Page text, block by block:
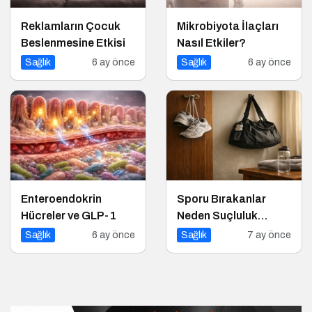
Reklamların Çocuk
Beslenmesine Etkisi
Sağlık 6 ay önce
Mikrobiyota İlaçları
Nasıl Etkiler?
Sağlık 6 ay önce
Enteroendokrin
Hücreler ve GLP-1
Sağlık 6 ay önce
Sporu Bırakanlar
Neden Suçluluk
Hisseder?
Sağlık 7 ay önce